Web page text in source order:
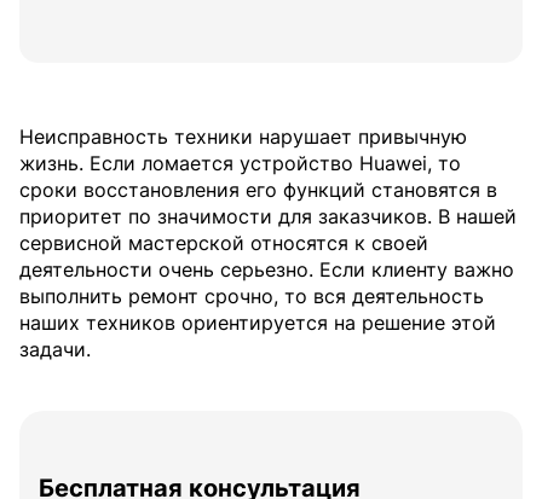
Неисправность техники нарушает привычную
жизнь. Если ломается устройство Huawei, то
сроки восстановления его функций становятся в
приоритет по значимости для заказчиков. В нашей
сервисной мастерской относятся к своей
деятельности очень серьезно. Если клиенту важно
выполнить ремонт срочно, то вся деятельность
наших техников ориентируется на решение этой
задачи.
Бесплатная консультация